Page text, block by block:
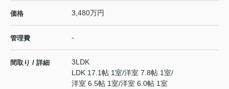
価格 3,480万円
管理費 -
間取り / 詳細
3LDK
LDK 17.1帖 1室/洋室 7.8帖 1室/
洋室 6.5帖 1室/洋室 6.0帖 1室